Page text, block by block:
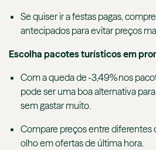
Se quiser ir a festas pagas,
antecipados para evitar preços
Escolha pacotes turísticos em
Com a queda de -3,49% nos
pode ser uma boa alternativa
sem gastar muito.
Compare preços entre diferentes
olho em ofertas de última hora.